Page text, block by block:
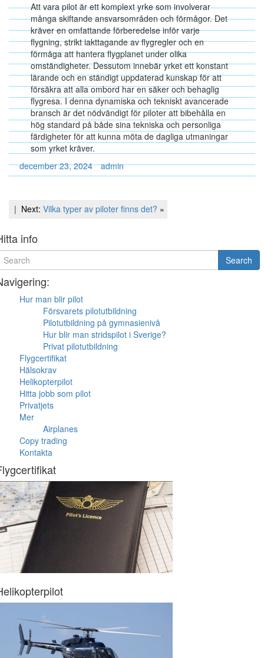
Att vara pilot är ett komplext yrke som involverar
många skiftande ansvarsområden och förmågor. Det
kräver en omfattande förberedelse inför varje
flygning, strikt iakttagande av flygregler och en
förmåga att hantera flygplanet under olika
omständigheter. Dessutom innebär yrket ett konstant
lärande och en ständigt uppdaterad kunskap för att
försäkra att alla ombord har en säker och behaglig
flygresa. I denna dynamiska och tekniskt avancerade
bransch är det nödvändigt för piloter att bibehålla en
hög standard på både sina tekniska och personliga
färdigheter för att kunna möta de dagliga utmaningar
som yrket kräver.
december 23, 2024
admin
Inläggsnavigering
Next
Next: Vilka typer av piloter finns det? »
info
Search
Hur man blir pilot
Försvarets pilotutbildning
Pilotutbildning på gymnasienivå
Hur blir man stridspilot i Sverige?
Privat pilotutbildning
Flygcertifikat
Hälsokrav
Helikopterpilot
Hitta jobb som pilot
Privatjets
Mer
Airplanes
Copy trading
Kontakta